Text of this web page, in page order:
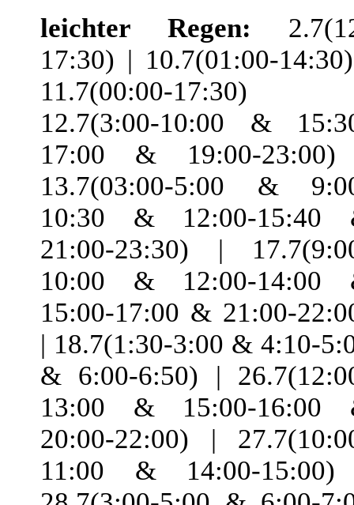
leichter Regen:
17:30) | 10.7(01:00-
11.7(00:00-
12.7(3:00-10:00 &
17:00 & 19:00-
13.7(03:00-5:00 &
10:30 & 12:00-15:40
21:00-23:30) |
10:00 & 12:00-14:00
15:00-17:00 & 21:00-
| 18.7(1:30-3:00 & 4:10-
& 6:00-6:50) |
13:00 & 15:00-16:00
20:00-22:00) |
11:00 & 14:00-